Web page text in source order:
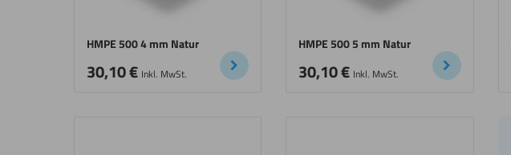
HMPE 500 4 mm Natur
30,10€ Inkl. MwSt.
HMPE 500 5 mm Natur
30,10€ Inkl. MwSt.